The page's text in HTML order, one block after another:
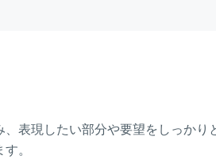
表現したい部分や要望をしっかり
。